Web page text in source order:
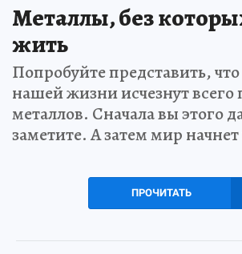
Металлы, без
жить
Попробуйте представить,
нашей жизни исчезнут всего
металлов. Сначала вы этого
заметите. А затем мир
ПРОЧИТАТЬ